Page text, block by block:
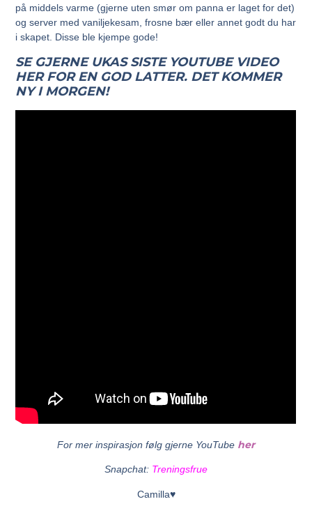
på middels varme (gjerne uten smør om panna er laget for det)
og server med vaniljekesam, frosne bær eller annet godt du har
i skapet. Disse ble kjempe gode!
SE GJERNE UKAS SISTE YOUTUBE VIDEO
HER FOR EN GOD LATTER. DET KOMMER
NY I MORGEN!
For mer inspirasjon følg gjerne YouTube her
Snapchat: Treningsfrue
Camilla♥